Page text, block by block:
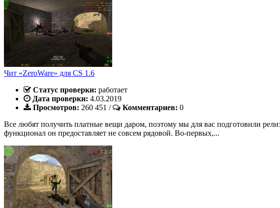
Чит «ZeroWare» для CS 1.6
Статус проверки: работает
Дата проверки: 4.03.2019
Просмотров: 260 451 / Комментариев: 0
Все любят получить платные вещи даром, поэтому мы для вас подготовили
функционал он предоставляет не совсем рядовой. Во-первых,...